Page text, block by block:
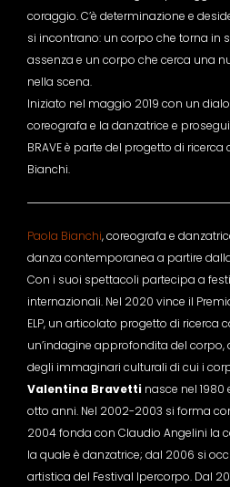
coraggio. C’è determinazione e
si incontrano: un corpo che torna in
assenza e un corpo che cerca una
nella scena.
Iniziato nel maggio 2019 con un
coreografa e la danzatrice e
BRAVE è parte del progetto di ricerca
Bianchi.
Paola Bianchi, coreografa e
danza contemporanea a partire
Con i suoi spettacoli partecipa a
internazionali. Nel 2020 vince il
ELP, un articolato progetto di ricerca
un’indagine approfondita del corpo,
degli immaginari culturali di cui i
Valentina Bravetti nasce nel
otto anni. Nel 2002-2003 si forma
2004 fonda con Claudio Angelini la
la quale è danzatrice; dal 2006 si
artistica del Festival Ipercorpo. Dal